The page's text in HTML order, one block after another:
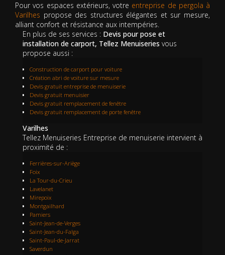
Pour vos espaces extérieurs, votre entreprise de pergola à
Varilhes propose des structures élégantes et sur mesure,
alliant confort et résistance aux intempéries.
En plus de ses services : Devis pour pose et
installation de carport, Tellez Menuiseries vous
propose aussi :
Construction de carport pour voiture
Création abri de voiture sur mesure
Devis gratuit entreprise de menuiserie
Devis gratuit menuisier
Devis gratuit remplacement de fenêtre
Devis gratuit remplacement de porte fenêtre
Varilhes
Tellez Menuiseries Entreprise de menuiserie intervient à
proximité de :
Ferrières-sur-Ariège
Foix
La Tour-du-Crieu
Lavelanet
Mirepoix
Montgailhard
Pamiers
Saint-Jean-de-Verges
Saint-Jean-du-Falga
Saint-Paul-de-Jarrat
Saverdun